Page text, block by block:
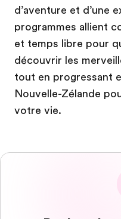
d’aventure et d’une
programmes allient
et temps libre pour
découvrir les
tout en progressant
Nouvelle-Zélande
votre vie.